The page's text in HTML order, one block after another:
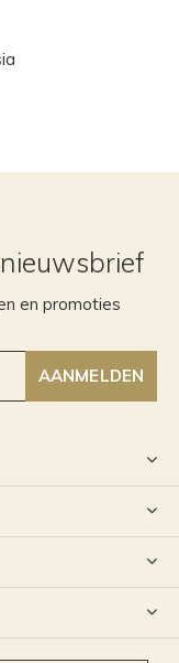
en promoties
AANMELDEN